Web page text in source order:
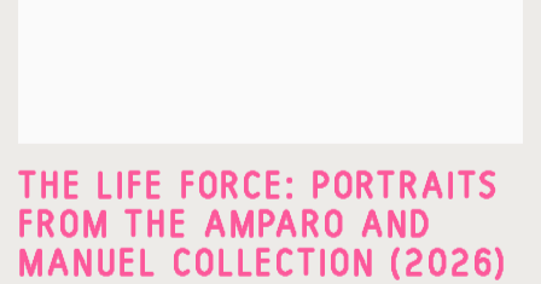
THE LIFE FORCE: PORTRAITS
FROM THE AMPARO AND
MANUEL COLLECTION (2026)